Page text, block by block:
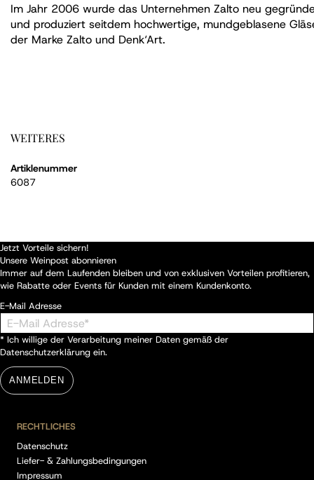
Im Jahr 2006 wurde das Unternehmen Zalto neu
und produziert seitdem hochwertige, mundgeblasene
der Marke Zalto und Denk‘Art.
WEITERES
Artiklenummer
6087
Jetzt Vorteile sichern!
Unsere Weinpost abonnieren
Immer auf dem Laufenden bleiben und von exklusiven Vorteilen profitieren,
wie Rabatte oder Events für Kunden mit einem Kundenkonto.
E-Mail Adresse
* Ich willige der Verarbeitung meiner Daten gemäß der
Datenschutzerklärung ein.
ANMELDEN
RECHTLICHES
Datenschutz
Liefer- & Zahlungsbedingungen
Impressum